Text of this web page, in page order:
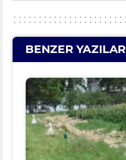
BENZER YAZILAR